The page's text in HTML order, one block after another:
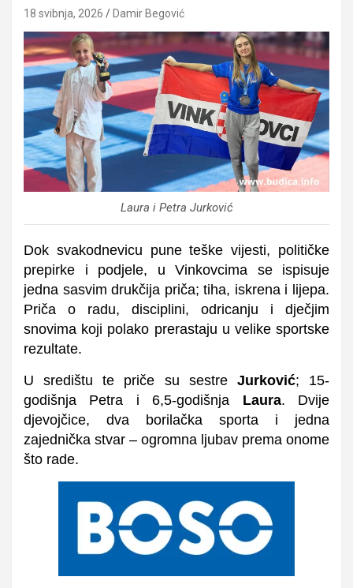
18 svibnja, 2026 Damir Begović
Laura i Petra Jurković
Dok svakodnevicu pune teške vijesti, političke
prepirke i podjele, u Vinkovcima se ispisuje
jedna sasvim drukčija priča; tiha, iskrena i lijepa.
Priča o radu, disciplini, odricanju i dječjim
snovima koji polako prerastaju u velike sportske
rezultate.
U središtu te priče su sestre Jurković; 15-
godišnja Petra i 6,5-godišnja Laura. Dvije
djevojčice, dva borilačka sporta i jedna
zajednička stvar – ogromna ljubav prema onome
što rade.